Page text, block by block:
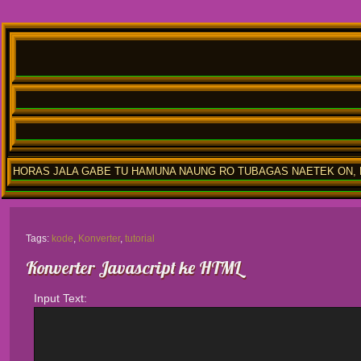
HORAS JALA GABE TU HAMUNA NAUNG RO TUBAGAS NAETEK ON,
Tags: kode, Konverter, tutorial
Konverter Javascript ke HTML
Input Text: